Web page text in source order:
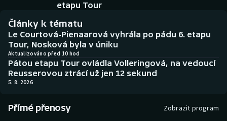
Biatlon
Boby a skeleton
Box
Curling
Historické návraty
Aplikace ČT sport
AZ kvíz
etapu Tour
Články k tématu
Le Courtová-Pienaarová vyhrála po pádu 6. etapu
Tour, Nosková byla v úniku
Aktualizováno před 10 hod
Pátou etapu Tour ovládla Volleringová, na vedoucí
Reusserovou ztrácí už jen 12 sekund
5. 8. 2026
Přímé přenosy Zobrazit program